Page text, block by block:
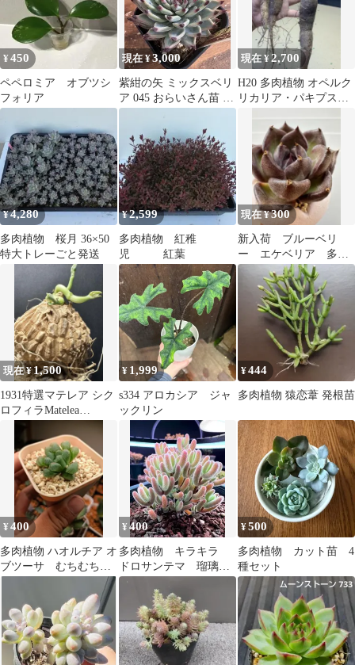
¥450
ペペロミア オブツシ
フォリア
現在 ¥3,000
紫紺の矢 ミックスベリ
ア 045 おらいさん苗 札
付き
現在 ¥2,700
H20 多肉植物 オペルク
リカリア・パキプス実
¥4,280
多肉植物 桜月 36×50
特大トレーごと発送
¥2,599
多肉植物 紅稚
児 紅葉
現在 ¥300
新入荷 ブルーベリ
ー エケベリア 多肉
植物 I株
現在 ¥1,500
1931特選マテレア シク
ロフィラMatelea
cyclophylla厳選株
¥ 1,999
s334 アロカシア ジャ
ックリン
¥444
多肉植物 猿恋葦 発根苗
¥400
多肉植物 ハオルチア オ
ブツーサ むちむち肉
厚窓 コンパクト株 抜き
¥400
多肉植物 キラキラ
ドロサンテマ 瑠璃
カット3本
¥500
多肉植物 カット苗 4
種セット